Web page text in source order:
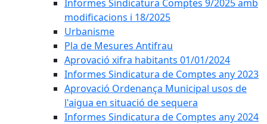
Informes Sindicatura Comptes 9/2025 amb
modificacions i 18/2025
Urbanisme
Pla de Mesures Antifrau
Aprovació xifra habitants 01/01/2024
Informes Sindicatura de Comptes any 2023
Aprovació Ordenança Municipal usos de
l'aigua en situació de sequera
Informes Sindicatura de Comptes any 2024